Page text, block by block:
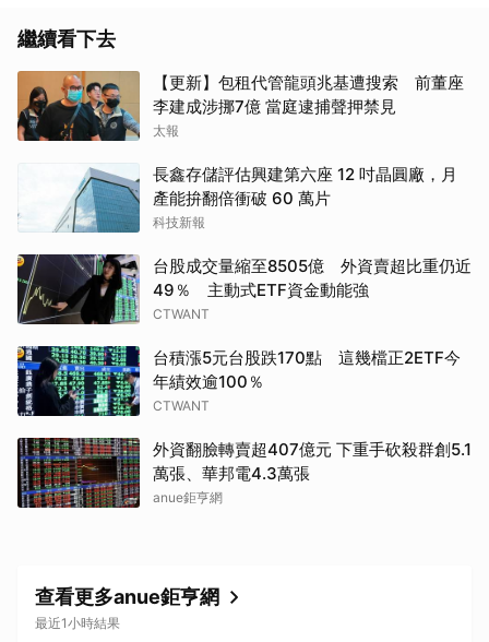
繼續看下去
【更新】包租代管龍頭兆基遭搜索 前董座
李建成涉挪7億 當庭逮捕聲押禁見
太報
長鑫存儲評估興建第六座 12 吋晶圓廠，月
產能拚翻倍衝破 60 萬片
科技新報
台股成交量縮至8505億 外資賣超比重仍近
49％ 主動式ETF資金動能強
CTWANT
台積漲5元台股跌170點 這幾檔正2ETF今
年績效逾100％
CTWANT
外資翻臉轉賣超407億元 下重手砍殺群創5.1
萬張、華邦電4.3萬張
anue鉅亨網
查看更多anue鉅亨網
最近1小時結果